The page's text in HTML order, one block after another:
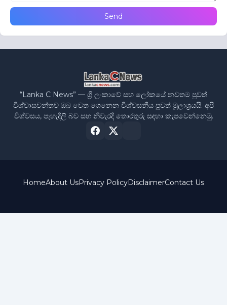
“Lanka C News” — ශ්‍රී ලංකාවේ සහ ලෝකයේ නවතම පුවත්
විශ්වාසවන්තව ඔබ වෙත ගෙනෙන විශ්වසනීය පුවත් මූලාශ්‍රයයි. අපි
විශ්වසය, පැහැදිලි බව සහ නිවැරදි තොරතුරු සඳහා කැපවෙන්නෙමු.
HomeAbout UsPrivacy PolicyDisclaimerContact Us